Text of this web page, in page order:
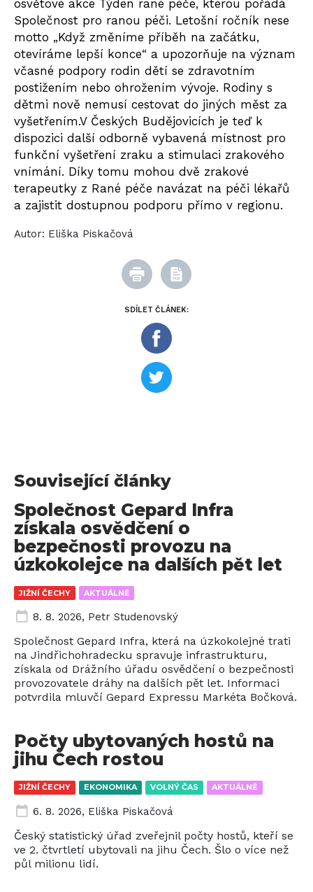
SDÍLET ČLÁNEK:
osvětové akce Týden rané péče, kterou pořádá
Společnost pro ranou péči. Letošní ročník nese
motto „Když změníme příběh na začátku,
otevíráme lepší konce“ a upozorňuje na význam
včasné podpory rodin dětí se zdravotním
postižením nebo ohrožením vývoje. Rodiny s
dětmi nově nemusí cestovat do jiných měst za
vyšetřením.V Českých Budějovicích je teďk
dispozici další odborně vybavená místnost pro
funkční vyšetření zraku a stimulaci zrakového
vnímání. Díky tomu mohou dvě zrakové
terapeutky z Rané péče navázat na péči lékařů
a zajistit dostupnou podporu přímo v regionu.
Autor: Eliška Piskačová
Související články
JIŽNÍ ČECHY AKTUÁLNĚ
Společnost Gepard Infra
získala osvědčení o
bezpečnosti provozu na
úzkokolejce na dalších pět let
8. 8. 2026, Petr Studenovský
Společnost Gepard Infra, která na úzkokolejné trati
na Jindřichohradecku spravuje infrastrukturu,
získala od Drážního úřadu osvědčení o bezpečnosti
provozovatele dráhy na dalších pět let. Informaci
potvrdila mluvčí Gepard Expressu Markéta Bočková.
JIŽNÍ ČECHY EKONOMIKA VOLNÝ ČAS AKTUÁLNĚ
Počty ubytovaných hostů na
jihu Čech rostou
6. 8. 2026, Eliška Piskačová
Český statistický úřad zveřejnil počty hostů, kteří se
ve 2. čtvrtletí ubytovali na jihu Čech. Šlo o více než
půl milionu lidí.